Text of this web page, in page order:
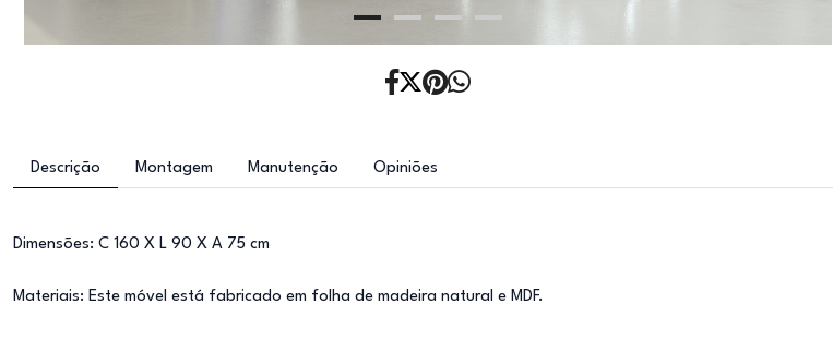
Descrição Montagem Manutenção Opiniões
Dimensões: C 160 X L 90 X A 75 cm
Materiais: Este móvel está fabricado em folha de madeira natural e MDF.